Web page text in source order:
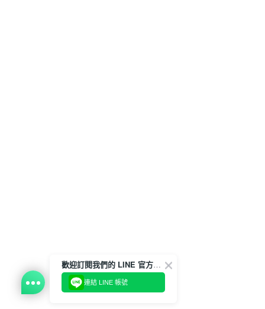
歡迎訂閱我們的 LINE 官方帳號
連結 LINE 帳號